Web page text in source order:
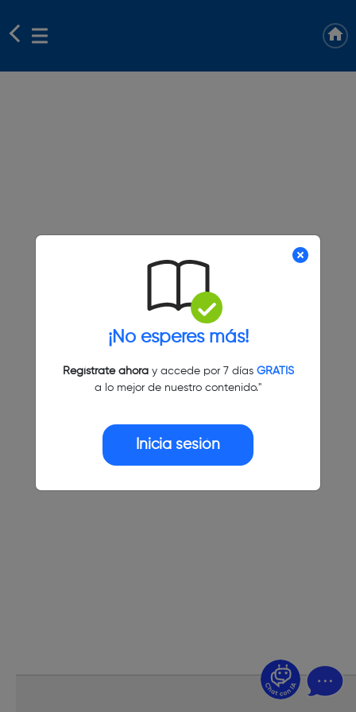
¡No esperes más!
Regístrate ahoray accede por 7 días GRATIS
a lo mejor de nuestro contenido."
Inicia sesión